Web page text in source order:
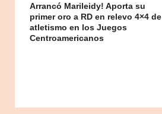
Arrancó Marileidy! Aporta su
primer oro a RD en relevo 4×4 de
atletismo en los Juegos
Centroamericanos